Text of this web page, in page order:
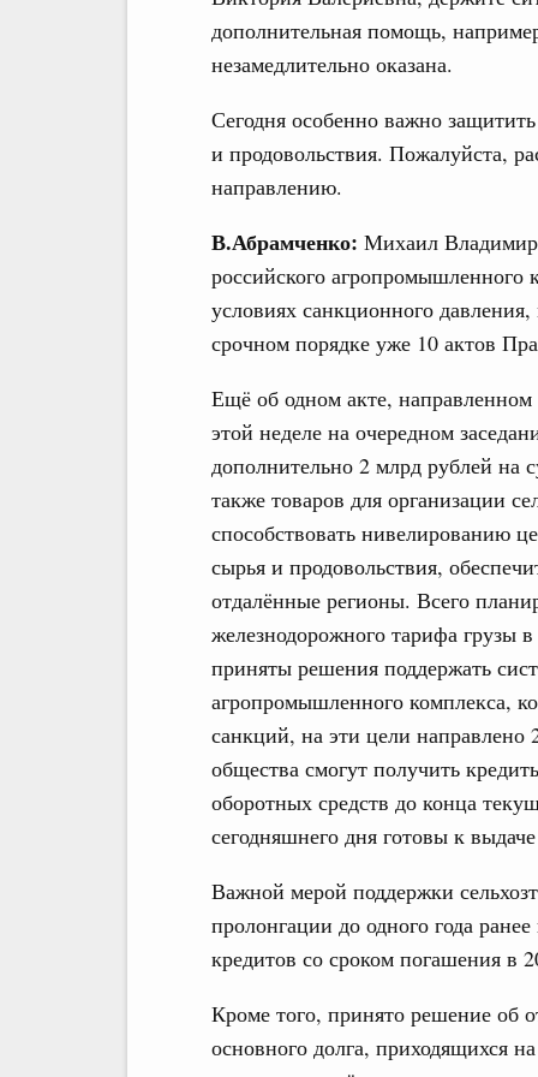
дополнительная помощь,
незамедлительно оказана.
Сегодня особенно важно
и продовольствия. Пожалуйста,
направлению.
В.Абрамченко: Михаил
российского агропромышленного
условиях санкционного
срочном порядке уже 10 актов
Ещё об одном акте, направленном
этой неделе на очередном
дополнительно 2 млрд рублей на
также товаров для организации
способствовать нивелированию
сырья и продовольствия,
отдалённые регионы. Всего
железнодорожного тарифа грузы
приняты решения поддержать
агропромышленного комплекса,
санкций, на эти цели
общества смогут получить
оборотных средств до конца
сегодняшнего дня готовы к
Важной мерой поддержки
пролонгации до одного года
кредитов со сроком погашения в
Кроме того, принято решение об
основного долга, приходящихся